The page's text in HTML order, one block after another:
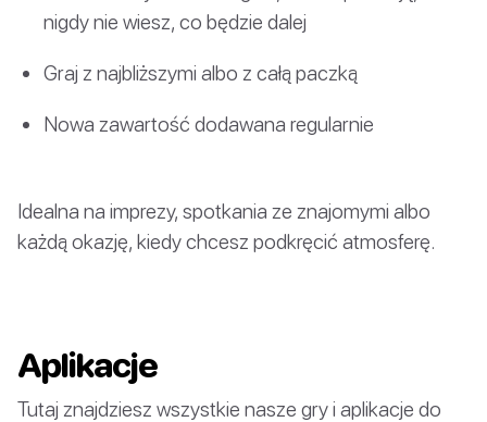
nigdy nie wiesz, co będzie dalej
Graj z najbliższymi albo z całą paczką
Nowa zawartość dodawana regularnie
Idealna na imprezy, spotkania ze znajomymi albo
każdą okazję, kiedy chcesz podkręcić atmosferę.
Aplikacje
Tutaj znajdziesz wszystkie nasze gry i aplikacje do